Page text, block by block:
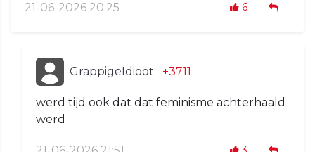
21-06-2026 20:25 6
GrappigeIdioot +3711
werd tijd ook dat dat feminisme achterhaald
werd